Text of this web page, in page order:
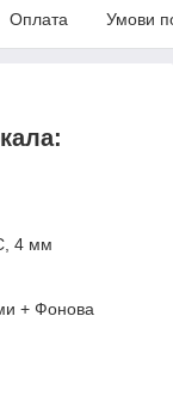
Оплата Умови
4 мм
+ Фонова